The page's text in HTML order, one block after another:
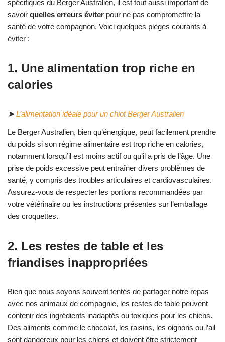
spécifiques du Berger Australien, il est tout aussi important de
savoir quelles erreurs éviter pour ne pas compromettre la
santé de votre compagnon. Voici quelques pièges courants à
éviter :
1. Une alimentation trop riche en
calories
➤ L’alimentation idéale pour un chiot Berger Australien
Le Berger Australien, bien qu’énergique, peut facilement prendre
du poids si son régime alimentaire est trop riche en calories,
notamment lorsqu’il est moins actif ou qu’il a pris de l’âge. Une
prise de poids excessive peut entraîner divers problèmes de
santé, y compris des troubles articulaires et cardiovasculaires.
Assurez-vous de respecter les portions recommandées par
votre vétérinaire ou les instructions présentes sur l’emballage
des croquettes.
2. Les restes de table et les
friandises inappropriées
Bien que nous soyons souvent tentés de partager notre repas
avec nos animaux de compagnie, les restes de table peuvent
contenir des ingrédients inadaptés ou toxiques pour les chiens.
Des aliments comme le chocolat, les raisins, les oignons ou l’ail
sont dangereux pour les chiens et doivent être strictement